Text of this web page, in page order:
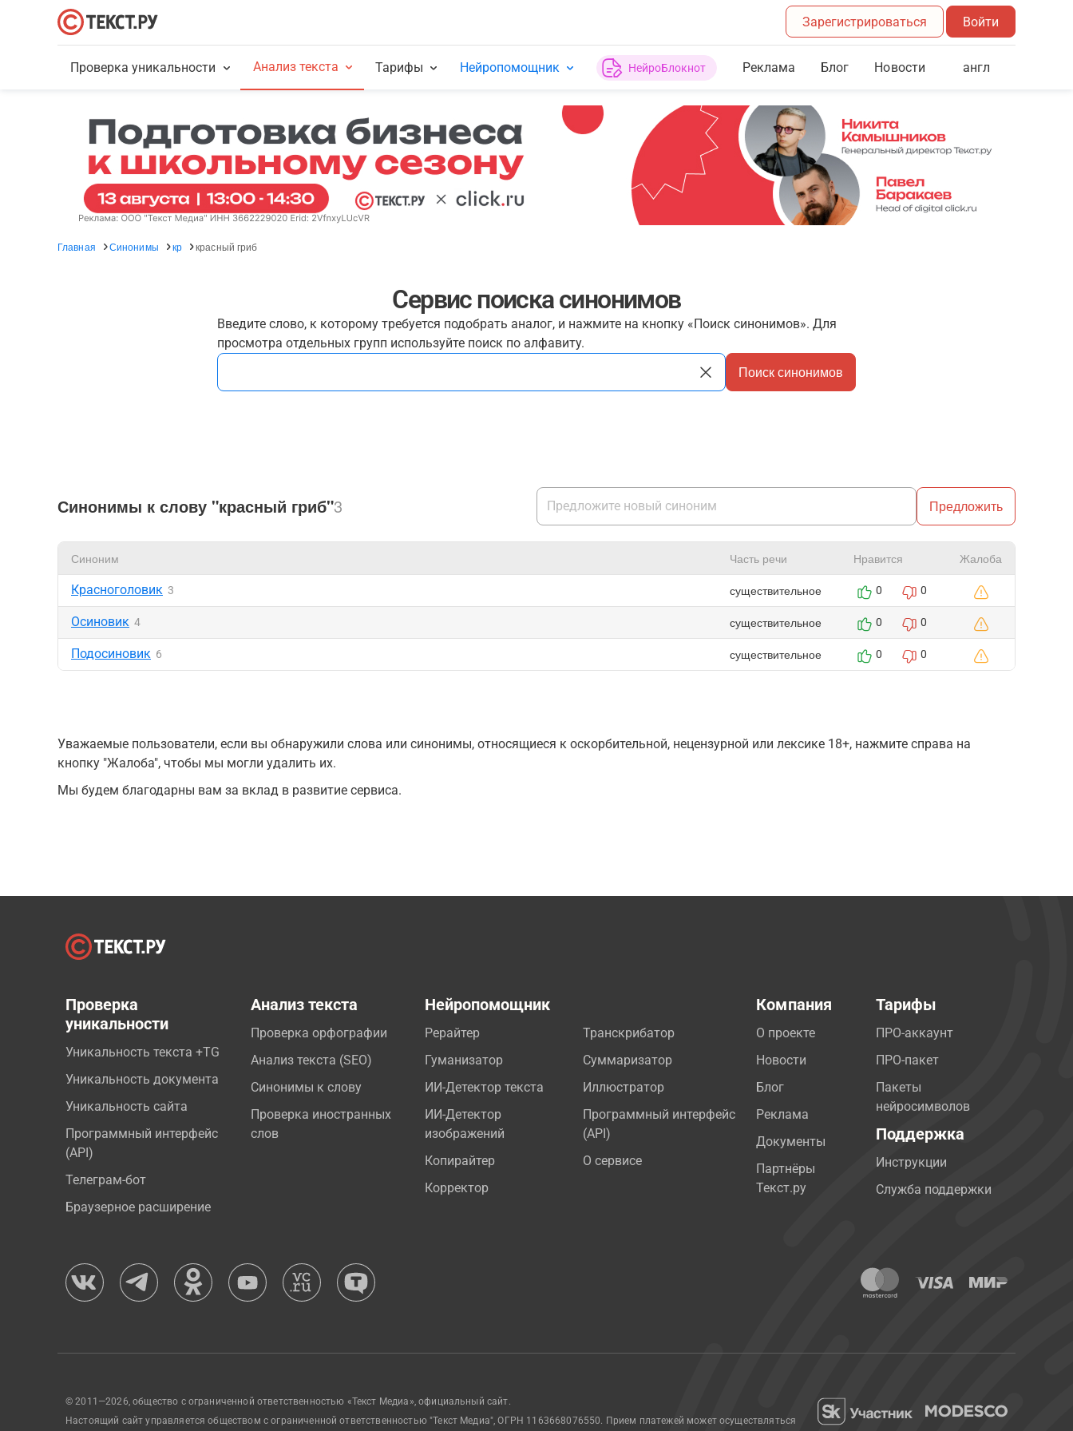
Зарегистрироваться Войти
Проверка уникальности Анализ текста Тарифы Нейропомощник НейроБлокнот Реклама Блог Новости англ
Главная Синонимы кр красный гриб
Сервис поиска синонимов
Введите слово, к которому требуется подобрать аналог, и нажмите на кнопку «Поиск синонимов». Для
просмотра отдельных групп используйте поиск по алфавиту.
Поиск синонимов
Синонимы к слову "красный гриб"3 Предложить
Синоним Часть речи Нравится Жалоба
Красноголовик 3 существительное 0 0
Осиновик 4 существительное 0 0
Подосиновик 6 существительное 0 0
Уважаемые пользователи, если вы обнаружили слова или синонимы, относящиеся к оскорбительной, нецензурной или лексике 18+, нажмите справа на
кнопку "Жалоба", чтобы мы могли удалить их.
Мы будем благодарны вам за вклад в развитие сервиса.
Проверка
уникальности
Уникальность текста +TG
Уникальность документа
Уникальность сайта
Программный интерфейс
(API)
Телеграм-бот
Браузерное расширение
Анализ текста
Проверка орфографии
Анализ текста (SEO)
Синонимы к слову
Проверка иностранных
слов
Нейропомощник
Рерайтер
Гуманизатор
ИИ-Детектор текста
ИИ-Детектор
изображений
Копирайтер
Корректор
Транскрибатор
Суммаризатор
Иллюстратор
Программный интерфейс
(API)
О сервисе
Компания
О проекте
Новости
Блог
Реклама
Документы
Партнёры
Текст.ру
Тарифы
ПРО-аккаунт
ПРО-пакет
Пакеты
нейросимволов
Поддержка
Инструкции
Служба поддержки
© 2011—2026, общество с ограниченной ответственностью «Текст Медиа», официальный сайт.
Настоящий сайт управляется обществом с ограниченной ответственностью "Текст Медиа", ОГРН 1163668076550. Прием платежей может осуществляться